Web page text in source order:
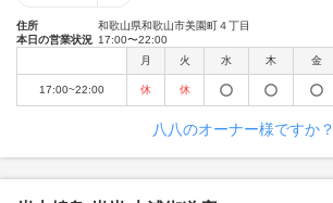
住所
和歌山県和歌山市美園町４丁目
本日の営業状況 17:00〜22:00
月
火 水 木 金
17:00~22:00 休 休
八八のオーナー様ですか？